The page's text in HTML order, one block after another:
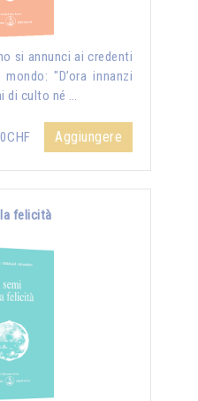
si annunci ai credenti
"D’ora innanzi
di culto né …
Aggiungere
felicità